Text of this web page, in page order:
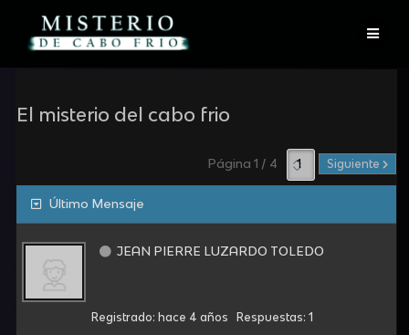
El misterio del cabo frio
Página 1 / 4 Siguiente
Último Mensaje
JEAN PIERRE LUZARDO TOLEDO
Registrado: hace 4 años Respuestas: 1